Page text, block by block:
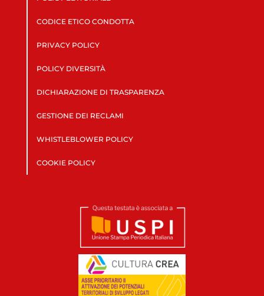
CODICE ETICO CONDOTTA
PRIVACY POLICY
POLICY DIVERSITÀ
DICHIARAZIONE DI TRASPARENZA
GESTIONE DEI RECLAMI
WHISTLEBLOWER POLICY
COOKIE POLICY